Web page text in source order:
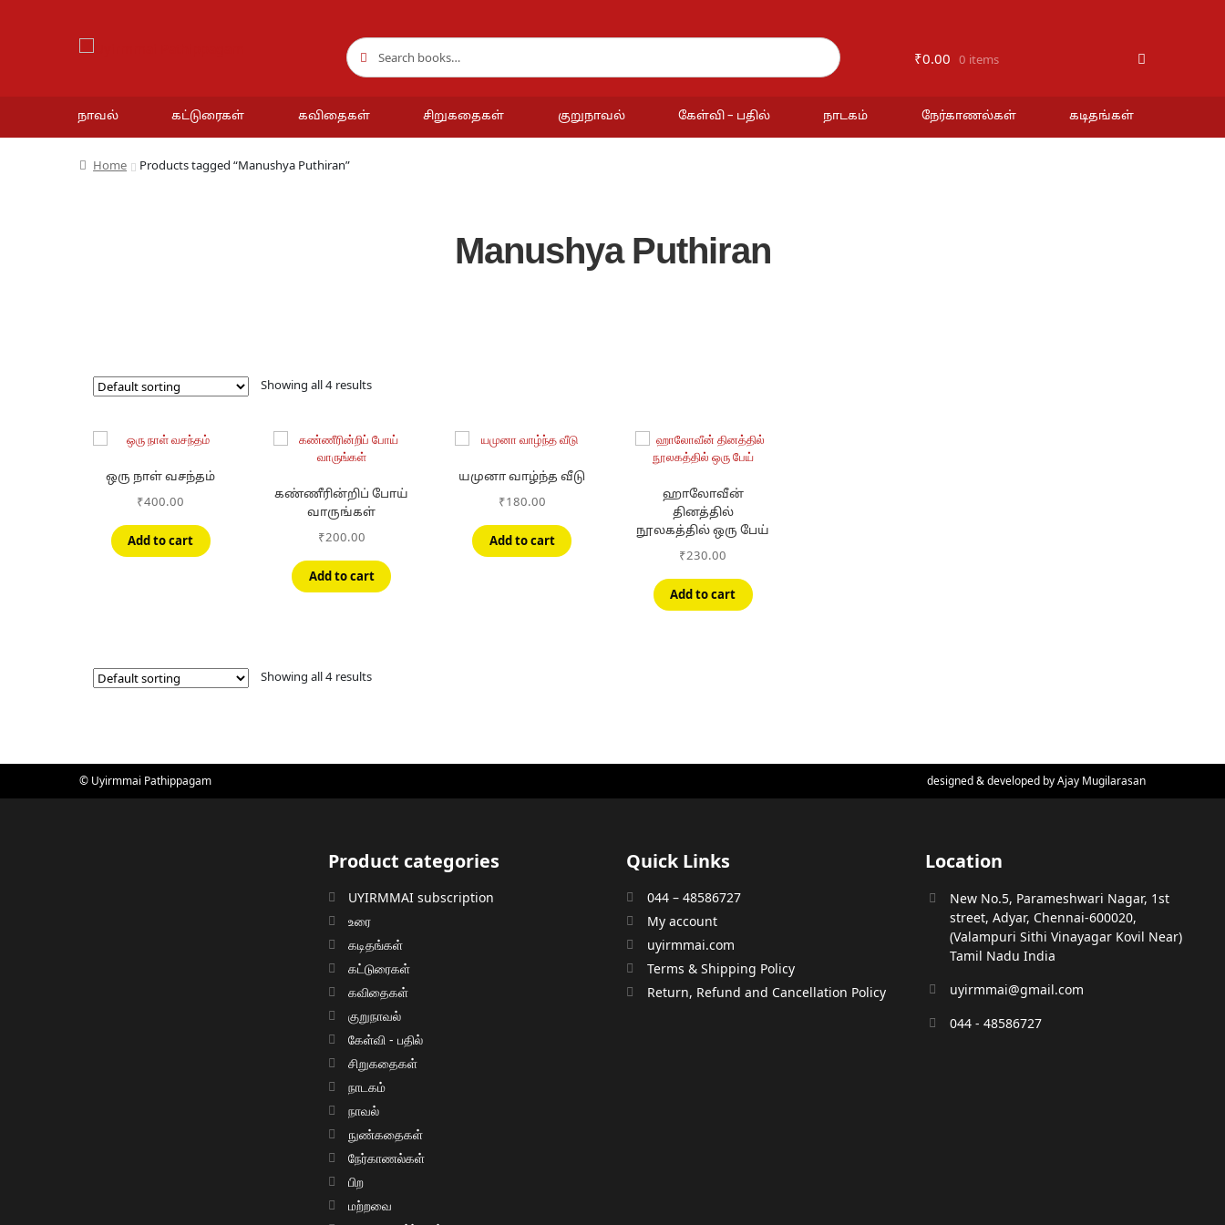
Search
for:
Search
₹0.00 0 items
நாவல் கட்டுரைகள் கவிதைகள் சிறுகதைகள் குறுநாவல் கேள்வி – பதில் நாடகம் நேர்காணல்கள் கடிதங்கள்
Home Products tagged “Manushya Puthiran”
Manushya Puthiran
Showing all 4 results
ஒரு நாள் வசந்தம்
₹400.00
Add to cart
கண்ணீரின்றிப் போய்
வாருங்கள்
₹200.00
Add to cart
யமுனா வாழ்ந்த வீடு
₹180.00
Add to cart
ஹாலோவீன்
தினத்தில்
நூலகத்தில் ஒரு பேய்
₹230.00
Add to cart
Showing all 4 results
© Uyirmmai Pathippagam designed & developed byAjay Mugilarasan
Product categories
UYIRMMAI subscription
உரை
கடிதங்கள்
கட்டுரைகள்
கவிதைகள்
குறுநாவல்
கேள்வி - பதில்
சிறுகதைகள்
நாடகம்
நாவல்
நுண்கதைகள்
நேர்காணல்கள்
பிற
மற்றவை
Quick Links
044 – 48586727
My account
uyirmmai.com
Terms & Shipping Policy
Return, Refund and Cancellation Policy
Location
New No.5, Parameshwari Nagar, 1st
street, Adyar, Chennai-600020,
(Valampuri Sithi Vinayagar Kovil Near)
Tamil Nadu India
uyirmmai@gmail.com
044 - 48586727